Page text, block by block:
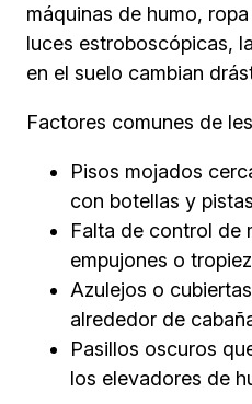
máquinas de humo,
luces estroboscópicas,
en el suelo cambian
Factores comunes de
Pisos mojados
con botellas y
Falta de control de
empujones o
Azulejos o
alrededor de
Pasillos oscuros
los elevadores de